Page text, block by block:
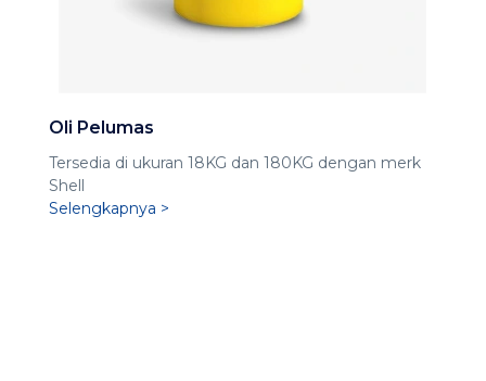
Oli Pelumas
Tersedia di ukuran 18KG dan 180KG dengan merk
Shell
Selengkapnya >